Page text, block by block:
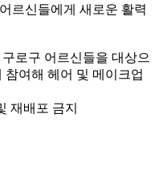
르신들에게 새로운 활력
로구 어르신들을 대상으
참여해 헤어 및 메이크업
재배포 금지